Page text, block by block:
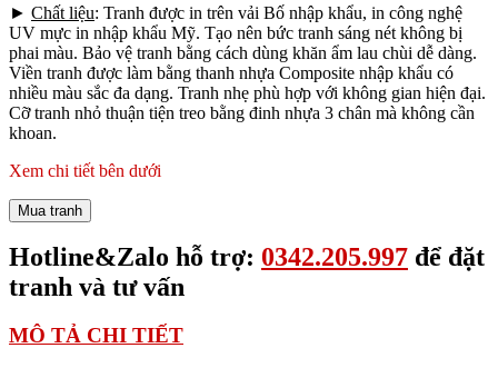
► Chất liệu: Tranh được in trên vải Bố nhập khẩu, in công nghệ
UV mực in nhập khẩu Mỹ. Tạo nên bức tranh sáng nét không bị
phai màu. Bảo vệ tranh bằng cách dùng khăn ẩm lau chùi dễ dàng.
Viền tranh được làm bằng thanh nhựa Composite nhập khẩu có
nhiều màu sắc đa dạng. Tranh nhẹ phù hợp với không gian hiện đại.
Cỡ tranh nhỏ thuận tiện treo bằng đinh nhựa 3 chân mà không cần
khoan.
Xem chi tiết bên dưới
Mua tranh
Hotline&Zalo hỗ trợ: 0342.205.997 để đặt
tranh và tư vấn
MÔ TẢ CHI TIẾT